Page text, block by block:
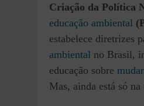
Criação da Política
educação ambiental
estabelece diretrizes
ambiental no Brasil,
educação sobre
Mas, ainda está só na